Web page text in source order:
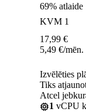
69% atlaide
KVM 1
17,99 €
5,49 €/mēn.
Izvēlēties
Tiks
Atcel
1 vCPU